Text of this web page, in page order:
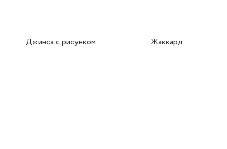
Джинса с рисунком Жаккард